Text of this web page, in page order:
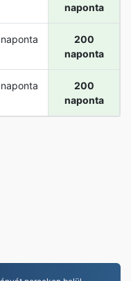
naponta
200
naponta
200
naponta